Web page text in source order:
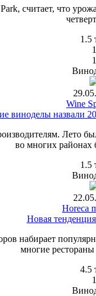
считает, что
1.5
1
1
Wine
виноделы назвали
во многих районах
1.5
Horeca
Новая
набирает
многие
4.5
1